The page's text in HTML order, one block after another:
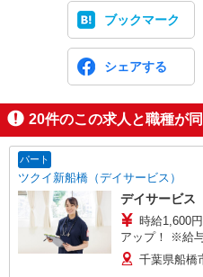
ブックマーク
シェアする
20件のこの求人と職種が
パート
ツクイ新船橋（デイサービス）
デイサービ
時給1,600円〜1,700円
アップ！ ※給
千葉県船橋